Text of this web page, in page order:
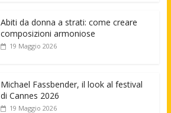
Abiti da donna a strati: come creare
composizioni armoniose
19 Maggio 2026
Michael Fassbender, il look al festival
di Cannes 2026
19 Maggio 2026